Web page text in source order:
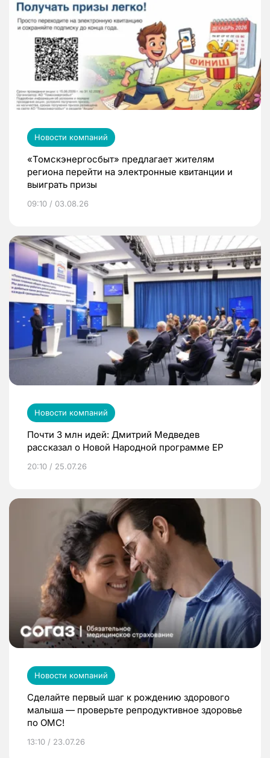
Новости компаний
«Томскэнергосбыт» предлагает жителям
региона перейти на электронные квитанции и
выиграть призы
09:10 / 03.08.26
Новости компаний
Почти 3 млн идей: Дмитрий Медведев
рассказал о Новой Народной программе ЕР
20:10 / 25.07.26
Новости компаний
Сделайте первый шаг к рождению здорового
малыша — проверьте репродуктивное здоровье
по ОМС!
13:10 / 23.07.26